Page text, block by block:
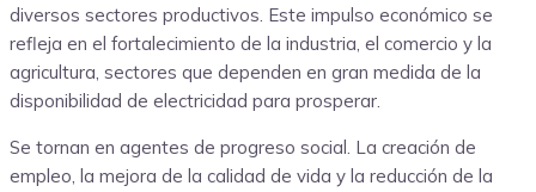
diversos sectores productivos. Este impulso económico se
refleja en el fortalecimiento de la industria, el comercio y la
agricultura, sectores que dependen en gran medida de la
disponibilidad de electricidad para prosperar.
Se tornan en agentes de progreso social. La creación de
empleo, la mejora de la calidad de vida y la reducción de la